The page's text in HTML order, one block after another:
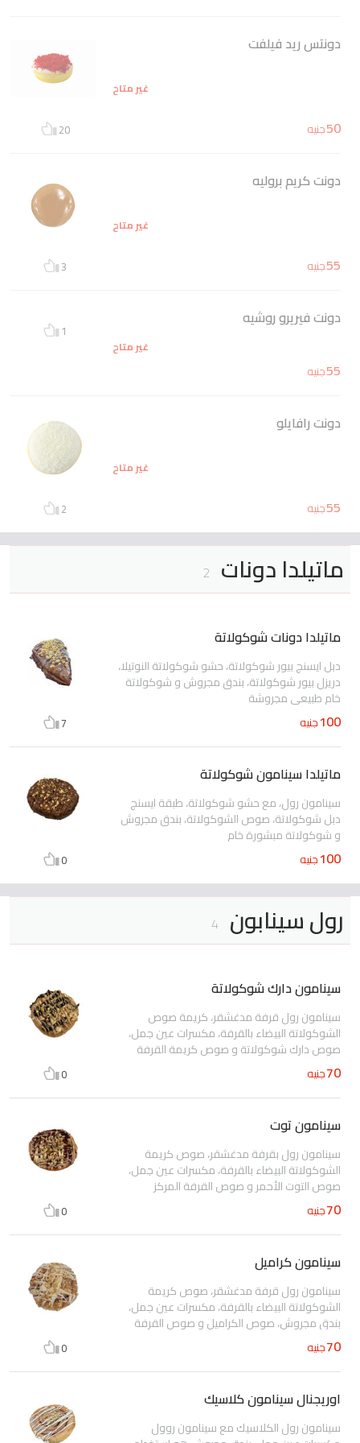
دونتس ريد فيلفت
غير متاح
50جنيه 20
دونت كريم بروليه
غير متاح
55جنيه 3
دونت فيريرو روشيه
غير متاح
55جنيه
1
دونت رافايلو
غير متاح
55جنيه 2
ماتيلدا دونات 2
ماتيلدا دونات شوكولاتة
دبل ايسنج بيور شوكولاتة، حشو شوكولاتة النوتيلا،
دريزل بيور شوكولاتة، بندق مجروش و شوكولاتة
خام طبيعي مجروشة
100جنيه 7
ماتيلدا سينامون شوكولاتة
سينامون رول، مع حشو شوكولاتة، طبقة ايسنج
دبل شوكولاتة، صوص الشوكولاتة، بندق مجروش
و شوكولاتة مبشورة خام
100جنيه 0
رول سينابون 4
سينامون دارك شوكولاتة
سينامون رول قرفة مدغشقر، كريمة صوص
الشوكولاتة البيضاء بالقرفة، مكسرات عين جمل،
صوص دارك شوكولاتة و صوص كريمة القرفة
70جنيه 0
سينامون توت
سينامون رول بقرفة مدغشقر، صوص كريمة
الشوكولاتة البيضاء بالقرفة، مكسرات عين جمل،
صوص التوت الأحمر و صوص القرفة المركز
70جنيه 0
سينامون كراميل
سينامون رول قرفة مدغشقر، صوص كريمة
الشوكولاتة البيضاء بالقرفة، مكسرات عين جمل،
بندق مجروش، صوص الكراميل و صوص القرفة
المركزة
70جنيه 0
اوريجنال سينامون كلاسيك
سينامون رول الكلاسيك مع سينامون روول